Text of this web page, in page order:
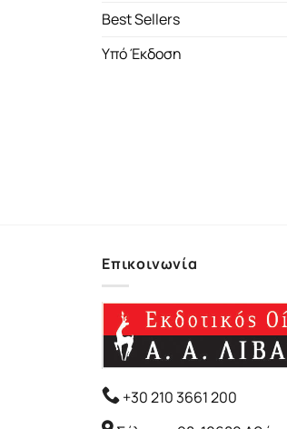
Best Sellers
Υπό Έκδοση
Επικοινωνία
+30 210 3661 200